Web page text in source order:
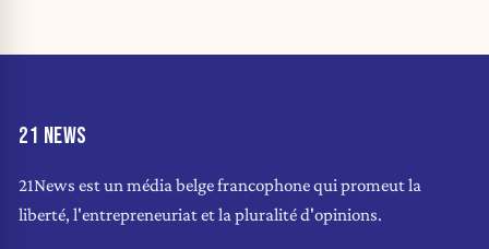
21 NEWS
21News est un média belge francophone qui promeut la
liberté, l'entrepreneuriat et la pluralité d'opinions.